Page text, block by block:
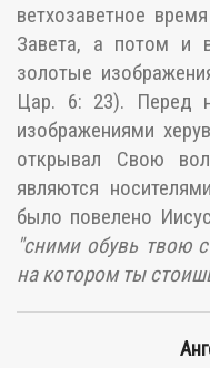
ветхозаветное
Завета, а потом и
золотые
Цар. 6: 23). Перед
изображениями
открывал Свою
являются
было повелено
"сними обувь твою
на котором ты